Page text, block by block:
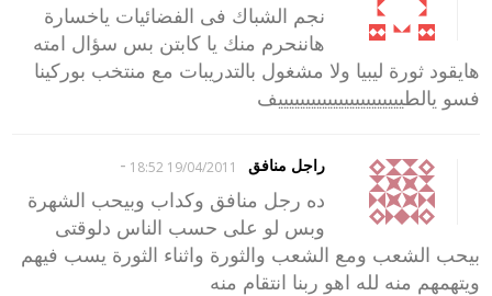
نجم الشباك فى الفضائيات ياخسارة
هاننحرم منك يا كابتن بس سؤال امته
هايقود ثورة ليبيا ولا مشغول بالتدريبات مع منتخب بوركينا
فسو يالطيييييييييييييييييييييييف
راجل منافق 19/04/2011 18:52
-
ده رجل منافق وكداب وبيحب الشهرة
وبس لو على حسب الناس دلوقتى
بيحب الشعب ومع الشعب والثورة واثناء الثورة يسب فيهم
ويتهمهم منه لله اهو ربنا انتقام منه